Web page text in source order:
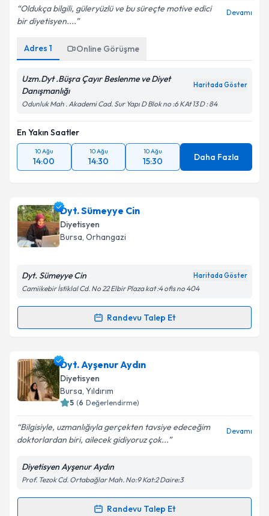
Metni'ni okudum ve kişisel verilerimin belirtilen
kapsamda işlenmesini kabul ediyorum.
Oldukça bilgili, güleryüzlü ve bu süreçte motive edici
bir diyetisyen....
Adres 1 Online Görüşme
Uzm.Dyt .Büşra Çayır Beslenme ve Diyet
Danışmanlığı
Odunluk Mah . Akademi Cad. Sur Yapı D Blok no :6 KAt 13 D : 84
En Yakın Saatler
10 Ağu
14:00
10 Ağu
14:30
10 Ağu
15:30 Daha Fazla
Dyt. Sümeyye Cin
Diyetisyen
Bursa, Orhangazi
Dyt. Sümeyye Cin
Randevu Talep Et
Randevu Takvimi Talebi
Dyt. Sümeyye Ciniçin randevu takvimi talebi
oluşturun. Size bu uzmandan randevu almanız için bir
takvim hazırlandığında e-posta ile bilgilendireceğiz.
E-posta Adresiniz
Kişisel verilerimin işlenmesine ilişkin
kapsamda işlenmesini kabul ediyorum.
Dyt. Ayşenur Aydın
Diyetisyen
Bursa, Yıldırım
( Değerlendirme)
Bilgisiyle, uzmanlığıyla gerçekten tavsiye edeceğim
doktorlardan biri, ailecek gidiyoruz çok...
Diyetisyen Ayşenur Aydın
Prof. Tezok Cd. Ortabağlar Mah. No:9 Kat:2 Daire:3